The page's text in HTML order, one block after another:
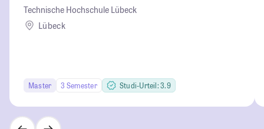
Technische Hochschule Lübeck
Lübeck
Master 3 Semester Studi-Urteil: 3.9